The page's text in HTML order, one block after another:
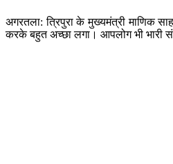
अगरतला: त्रिपुरा के मुख्यमंत्री माणिक
करके बहुत अच्छा लगा। आपलोग भी भारी